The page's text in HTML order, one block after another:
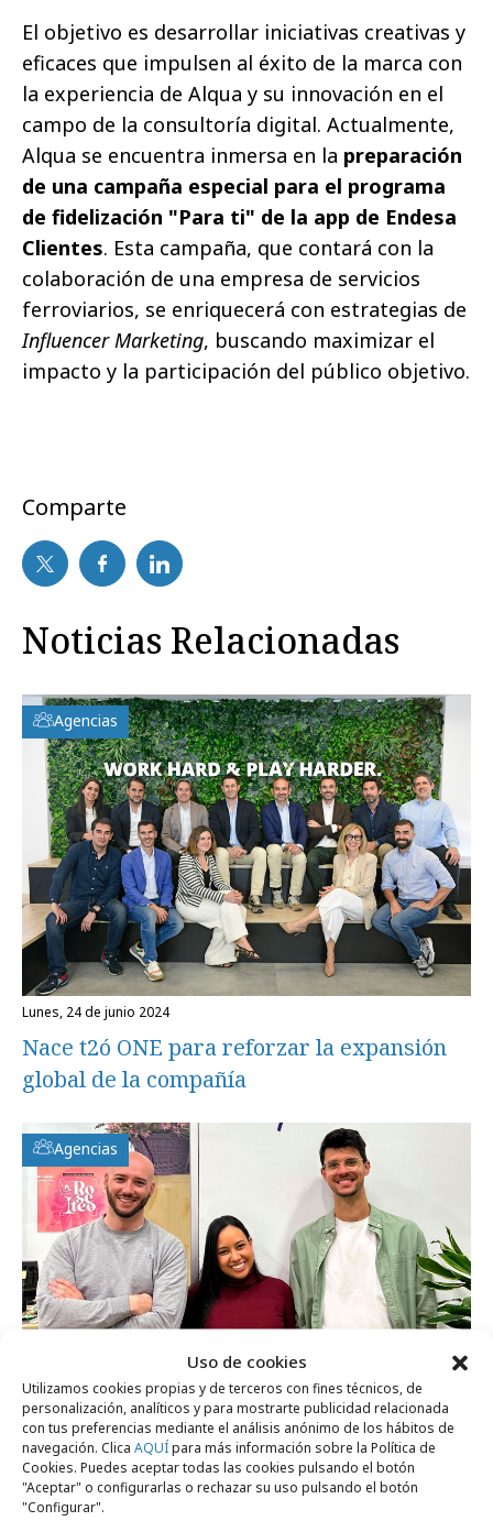
Uso de cookies
Utilizamos cookies propias y de terceros con fines técnicos, de
personalización, analíticos y para mostrarte publicidad relacionada
con tus preferencias mediante el análisis anónimo de los hábitos de
navegación. Clica AQUÍpara más información sobre la Política de
Cookies. Puedes aceptar todas las cookies pulsando el botón
"Aceptar" o configurarlas o rechazar su uso pulsando el botón
"Configurar".
El objetivo es desarrollar iniciativas creativas y
eficaces que impulsen al éxito de la marca con
la experiencia de Alqua y su innovación en el
campo de la consultoría digital. Actualmente,
Alqua se encuentra inmersa en la preparación
de una campaña especial para el programa
de fidelización "Para ti" de la app de Endesa
Clientes. Esta campaña, que contará con la
colaboración de una empresa de servicios
ferroviarios, se enriquecerá con estrategias de
Influencer Marketing, buscando maximizar el
impacto y la participación del público objetivo.
Comparte
Noticias Relacionadas
Agencias
lunes, 24 de junio 2024
Nace t2ó ONE para reforzar la expansión
global de la compañía
Agencias
miércoles, 29 de mayo 2024
Tres nuevas incorporaciones en Grupo